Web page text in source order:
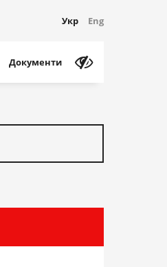
Укр Eng
Документи